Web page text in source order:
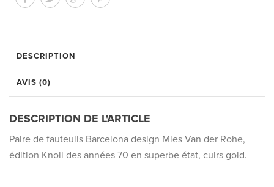
DESCRIPTION
AVIS (0)
DESCRIPTION DE L'ARTICLE
Paire de fauteuils Barcelona design Mies Van der Rohe,
édition Knoll des années 70 en superbe état, cuirs gold.